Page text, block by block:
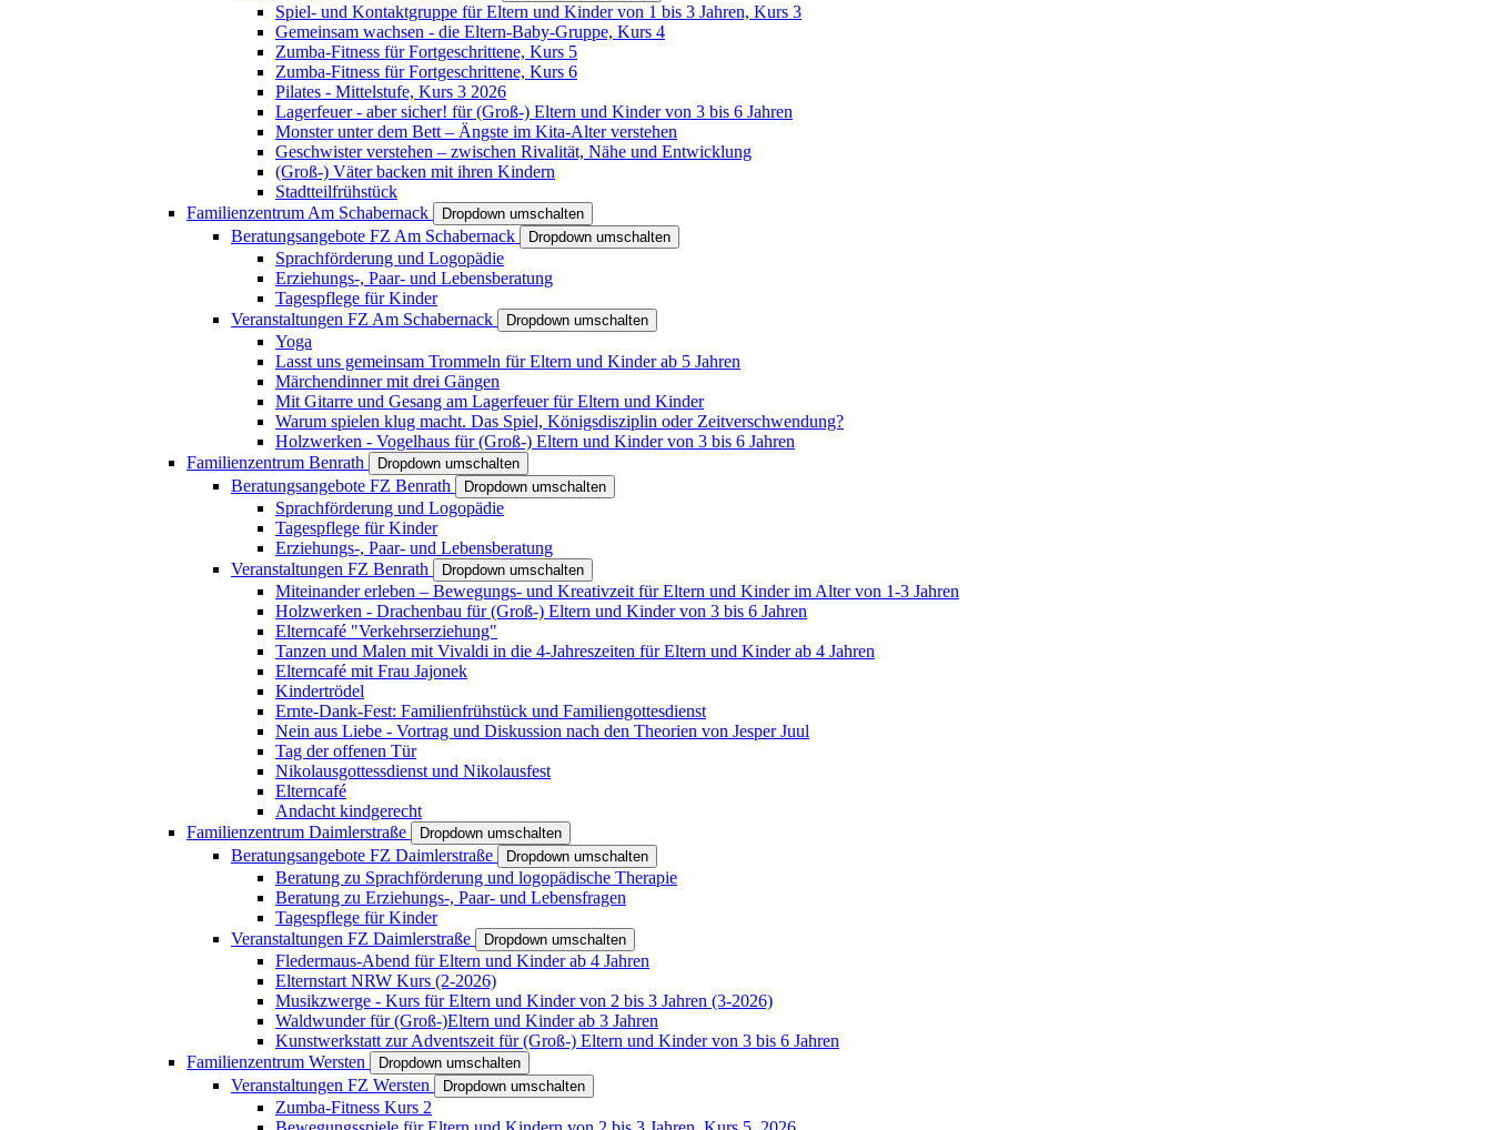
Spiel- und Kontaktgruppe für Eltern und Kinder von 1 bis 3 Jahren, Kurs 3
Gemeinsam wachsen - die Eltern-Baby-Gruppe, Kurs 4
Zumba-Fitness für Fortgeschrittene, Kurs 5
Zumba-Fitness für Fortgeschrittene, Kurs 6
Pilates - Mittelstufe, Kurs 3 2026
Lagerfeuer - aber sicher! für (Groß-) Eltern und Kinder von 3 bis 6 Jahren
Monster unter dem Bett – Ängste im Kita-Alter verstehen
Geschwister verstehen – zwischen Rivalität, Nähe und Entwicklung
(Groß-) Väter backen mit ihren Kindern
Stadtteilfrühstück
Familienzentrum Am Schabernack
Dropdown umschalten
Beratungsangebote FZ Am Schabernack Dropdown umschalten
Sprachförderung und Logopädie
Erziehungs-, Paar- und Lebensberatung
Tagespflege für Kinder
Veranstaltungen FZ Am Schabernack
Dropdown umschalten
Yoga
Lasst uns gemeinsam Trommeln für Eltern und Kinder ab 5 Jahren
Märchendinner mit drei Gängen
Mit Gitarre und Gesang am Lagerfeuer für Eltern und Kinder
Warum spielen klug macht. Das Spiel, Königsdisziplin oder Zeitverschwendung?
Holzwerken - Vogelhaus für (Groß-) Eltern und Kinder von 3 bis 6 Jahren
Familienzentrum Benrath
Dropdown umschalten
Beratungsangebote FZ Benrath Dropdown umschalten
Sprachförderung und Logopädie
Tagespflege für Kinder
Erziehungs-, Paar- und Lebensberatung
Veranstaltungen FZ Benrath
Dropdown umschalten
Miteinander erleben – Bewegungs- und Kreativzeit für Eltern und Kinder im Alter von 1-3 Jahren
Holzwerken - Drachenbau für (Groß-) Eltern und Kinder von 3 bis 6 Jahren
Elterncafé "Verkehrserziehung"
Tanzen und Malen mit Vivaldi in die 4-Jahreszeiten für Eltern und Kinder ab 4 Jahren
Elterncafé mit Frau Jajonek
Kindertrödel
Ernte-Dank-Fest: Familienfrühstück und Familiengottesdienst
Nein aus Liebe - Vortrag und Diskussion nach den Theorien von Jesper Juul
Tag der offenen Tür
Nikolausgottessdienst und Nikolausfest
Elterncafé
Andacht kindgerecht
Familienzentrum Daimlerstraße
Dropdown umschalten
Beratungsangebote FZ Daimlerstraße Dropdown umschalten
Beratung zu Sprachförderung und logopädische Therapie
Beratung zu Erziehungs-, Paar- und Lebensfragen
Tagespflege für Kinder
Veranstaltungen FZ Daimlerstraße
Dropdown umschalten
Fledermaus-Abend für Eltern und Kinder ab 4 Jahren
Elternstart NRW Kurs (2-2026)
Musikzwerge - Kurs für Eltern und Kinder von 2 bis 3 Jahren (3-2026)
Waldwunder für (Groß-)Eltern und Kinder ab 3 Jahren
Kunstwerkstatt zur Adventszeit für (Groß-) Eltern und Kinder von 3 bis 6 Jahren
Familienzentrum Wersten
Dropdown umschalten
Veranstaltungen FZ Wersten Dropdown umschalten
Zumba-Fitness Kurs 2